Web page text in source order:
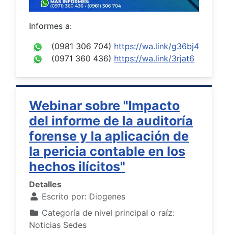
Informes a:
(0981 306 704) https://wa.link/g36bj4
(0971 360 436) https://wa.link/3rjat6
Webinar sobre "Impacto
del informe de la auditoría
forense y la aplicación de
la pericia contable en los
hechos ilícitos"
Detalles
Escrito por: Diogenes
Categoría de nivel principal o raíz:
Noticias Sedes